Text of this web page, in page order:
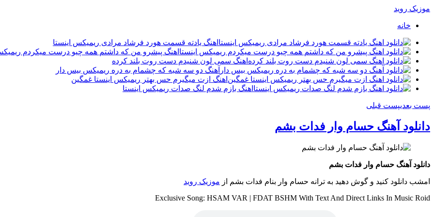
موزیک روید
خانه
اهنگ یادته قسمت هورد فرشاد مرادی ریمیکس اینستا
اهنگ پیشرو من که داشتم همه چیو درست میکردم
اهنگ سمی لون شنیدم دست روت بلند کرده
آهنگ دو سه شبه که چشمام به دره ریمیکس بیس دار
اهنگ ازت میگیرم حس بهتر ریمیکس اینستا غمگین
اهنگ بازم شدم لنگ صدات ریمیکس اینستا
پست بعدیپست قبلی
دانلود آهنگ حسام وار فدات بشم
دانلود آهنگ حسام وار فدات بشم
امشب دانلود کنید و گوش دهید به ترانه حسام وار بنام فدات بشم از موزیک روید
Exclusive Song: HSAM VAR | FDAT BSHM With Text And Direct Links In Music Roid